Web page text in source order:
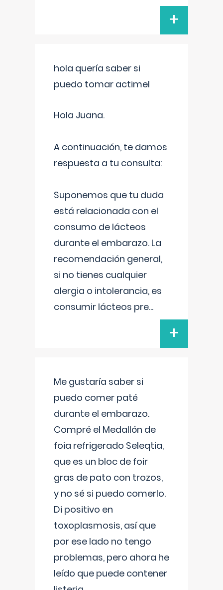
+
hola quería saber si
puedo tomar actimel
Hola Juana.
A continuación, te damos
respuesta a tu consulta:
Suponemos que tu duda
está relacionada con el
consumo de lácteos
durante el embarazo. La
recomendación general,
si no tienes cualquier
alergia o intolerancia, es
consumir lácteos pre...
+
Me gustaría saber si
puedo comer paté
durante el embarazo.
Compré el Medallón de
foia refrigerado Seleqtia,
que es un bloc de foir
gras de pato con trozos,
y no sé si puedo comerlo.
Di positivo en
toxoplasmosis, así que
por ese lado no tengo
problemas, pero ahora he
leído que puede contener